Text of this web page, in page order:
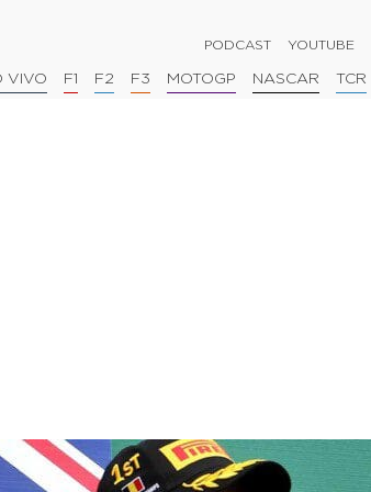
PODCAST YOUTUBE
VIVO F1 F2 F3 MOTOGP NASCAR TCR